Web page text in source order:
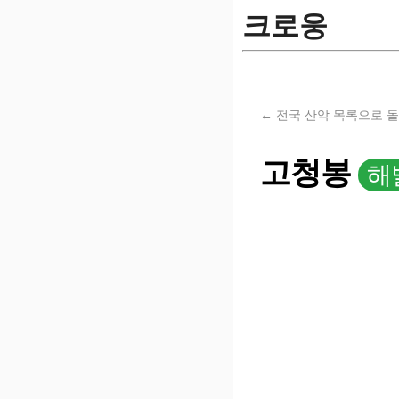
크로웅
← 전국 산악 목록으로
고청봉 해